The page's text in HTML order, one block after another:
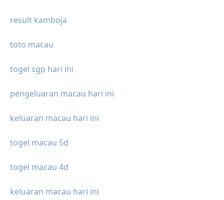
result kamboja
toto macau
togel sgp hari ini
pengeluaran macau hari ini
keluaran macau hari ini
togel macau 5d
togel macau 4d
keluaran macau hari ini